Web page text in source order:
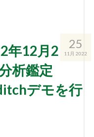
25
11月 2022
年12月2
析鑑定
デモを行